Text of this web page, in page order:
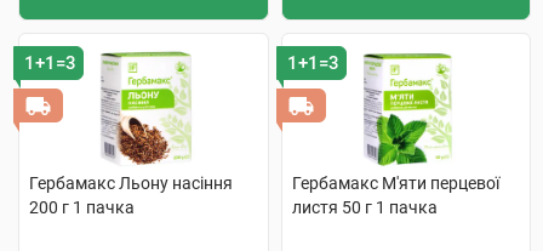
1+1=3
Гербамакс Льону насіння
200 г 1 пачка
1+1=3
Гербамакс М'яти перцевої
листя 50 г 1 пачка